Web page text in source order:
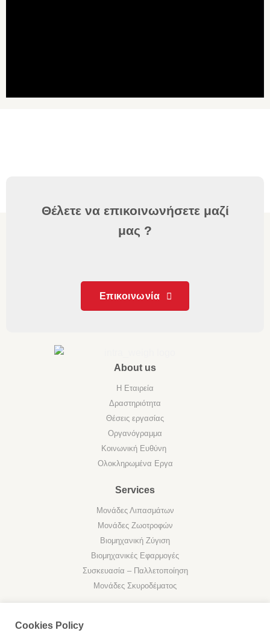
Θέλετε να επικοινωνήσετε μαζί
μας ?
Επικοινωνία
About us
Η Εταιρεία
Δραστηριότητα
Θέσεις εργασίας
Οργανόγραμμα
Κοινωνική Ευθύνη
Ολοκληρωμένα Εργα
Services
Μονάδες Λιπασμάτων
Μονάδες Ζωοτροφών
Βιομηχανική Ζύγιση
Βιομηχανικές Εφαρμογές
Συσκευασία – Παλλετοποίηση
Μονάδες Σκυροδέματος
Cookies Policy